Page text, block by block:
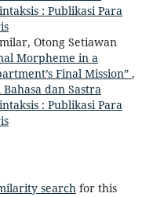
: Publikasi Para
Otong Setiawan
Morpheme in a
Final Mission” ,
dan Sastra
: Publikasi Para
searchfor this